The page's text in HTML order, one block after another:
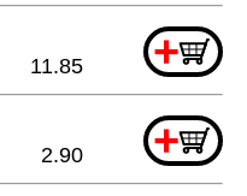
+
11.85
+
2.90